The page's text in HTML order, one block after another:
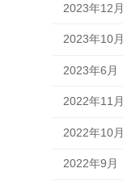
2023年12月
2023年10月
2023年6月
2022年11月
2022年10月
2022年9月